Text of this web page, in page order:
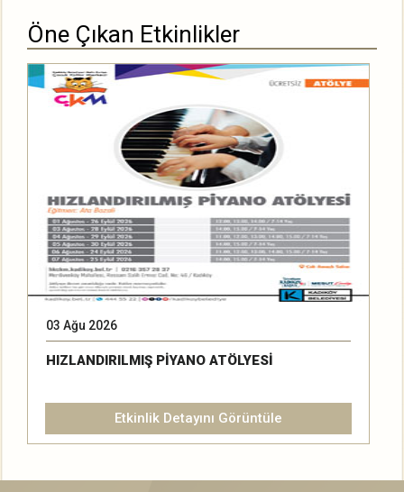
Öne Çıkan Etkinlikler
03 Ağu 2026
HIZLANDIRILMIŞ PİYANO ATÖLYESİ
Etkinlik Detayını Görüntüle